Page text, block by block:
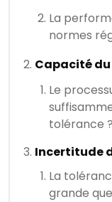
La
normes
Capacité du
Le
tolérance ?
Incertitude
La
grande